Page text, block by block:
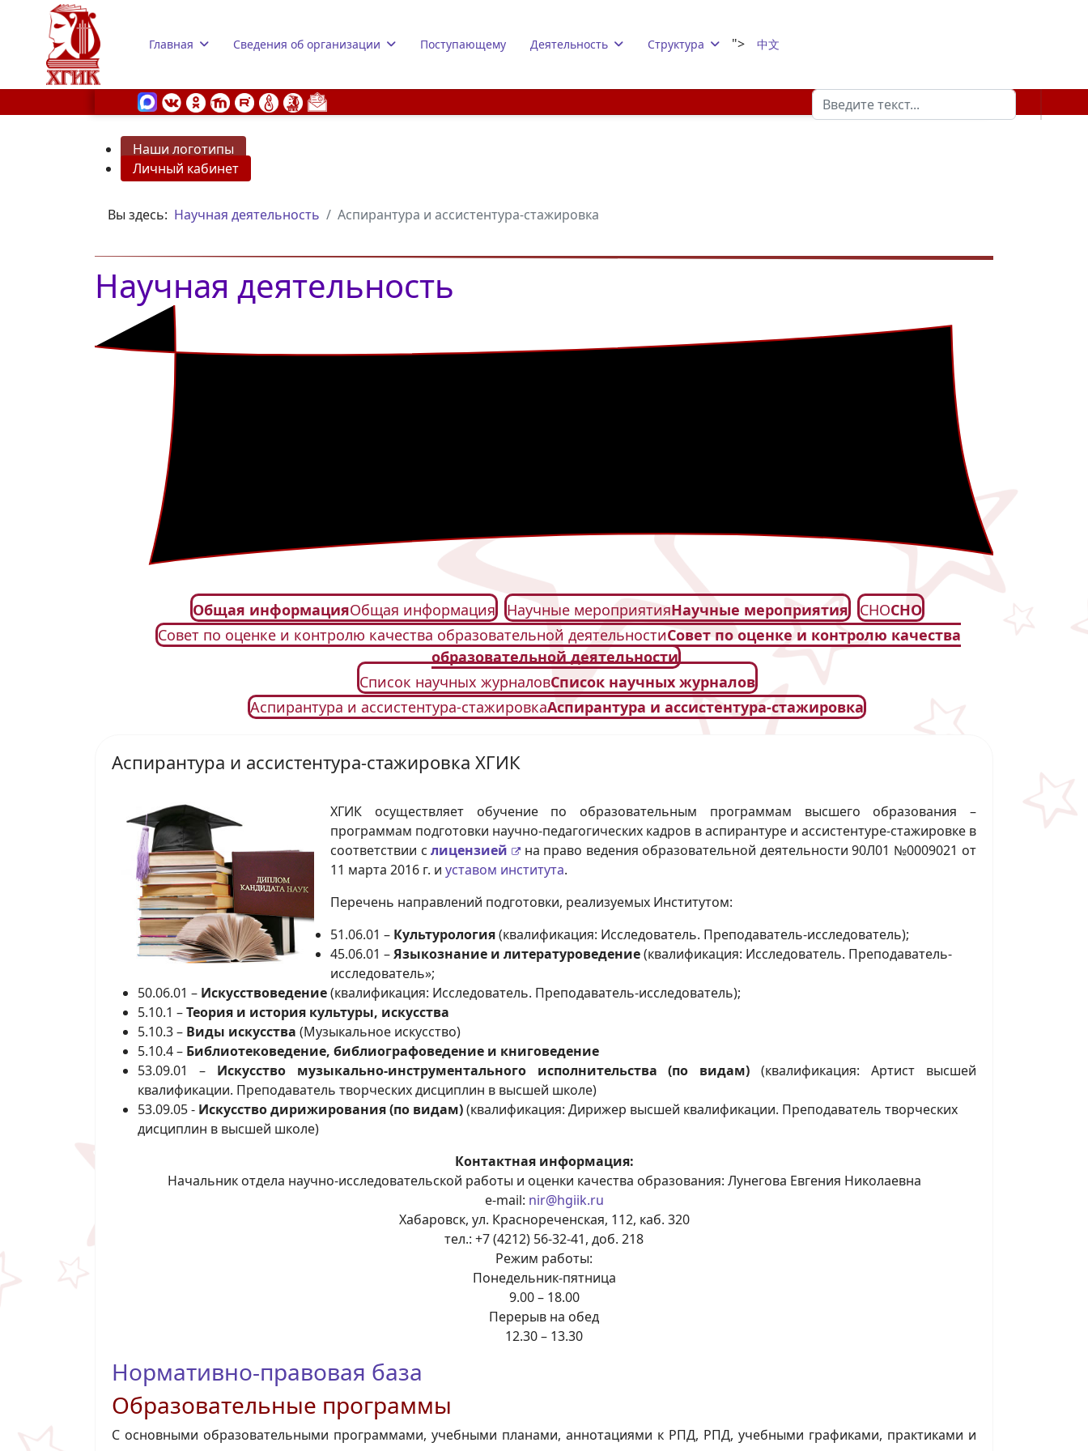
Главная Сведения об организации Поступающему Деятельность Структура "> 中文
Поиск
Наши логотипы
Личный кабинет
Вы здесь: Научная деятельность Аспирантура и ассистентура-стажировка
Научная деятельность
Общая информацияОбщая информация Научные мероприятияНаучные мероприятия СНОСНО
Совет по оценке и контролю качества образовательной деятельностиСовет по оценке и контролю качества
образовательной деятельности
Список научных журналовСписок научных журналов
Аспирантура и ассистентура-стажировкаАспирантура и ассистентура-стажировка
Аспирантура и ассистентура-стажировка ХГИК
ХГИК осуществляет обучение по образовательным программам высшего образования –
программам подготовки научно-педагогических кадров в аспирантуре и ассистентуре-стажировке в
соответствии слицензией на право ведения образовательной деятельности90Л01 №0009021 от
11 марта 2016 г. и уставом института.
Перечень направлений подготовки, реализуемых Институтом:
51.06.01 – Культурология(квалификация: Исследователь. Преподаватель-исследователь);
45.06.01 –Языкознание и литературоведение(квалификация: Исследователь. Преподаватель-
исследователь»;
50.06.01 – Искусствоведение(квалификация: Исследователь. Преподаватель-исследователь);
5.10.1 –Теория и история культуры, искусства
5.10.3– Виды искусства (Музыкальное искусство)
5.10.4– Библиотековедение, библиографоведение и книговедение
53.09.01 – Искусство музыкально-инструментального исполнительства (по видам) (квалификация: Артист высшей
квалификации. Преподаватель творческих дисциплин в высшей школе)
53.09.05 - Искусство дирижирования (по видам)(квалификация: Дирижер высшей квалификации. Преподаватель творческих
дисциплин в высшей школе)
Контактная информация:
Начальник отдела научно-исследовательской работы и оценки качества образования: Лунегова Евгения Николаевна
e-mail: nir@hgiik.ru
Хабаровск, ул. Краснореченская, 112, каб. 320
тел.: +7 (4212) 56-32-41, доб. 218
Режим работы:
Понедельник-пятница
9.00 – 18.00
Перерыв на обед
12.30 – 13.30
Нормативно-правовая база
Образовательные программы
С основными образовательными программами, учебными планами, аннотациями к РПД, РПД, учебными графиками, практиками и